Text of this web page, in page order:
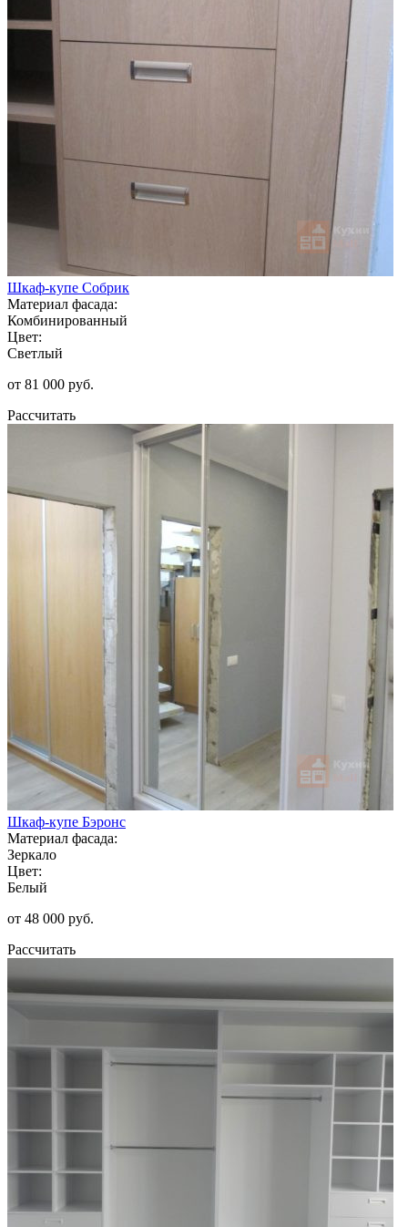
Шкаф-купе Собрик
Материал фасада:
Комбинированный
Цвет:
Светлый
от 81 000 руб.
Рассчитать
Шкаф-купе Бэронс
Материал фасада:
Зеркало
Цвет:
Белый
от 48 000 руб.
Рассчитать